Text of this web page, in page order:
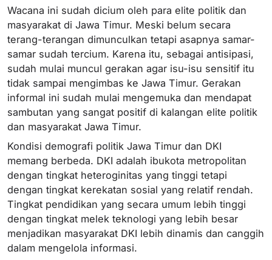
Wacana ini sudah dicium oleh para elite politik dan
masyarakat di Jawa Timur. Meski belum secara
terang-terangan dimunculkan tetapi asapnya samar-
samar sudah tercium. Karena itu, sebagai antisipasi,
sudah mulai muncul gerakan agar isu-isu sensitif itu
tidak sampai mengimbas ke Jawa Timur. Gerakan
informal ini sudah mulai mengemuka dan mendapat
sambutan yang sangat positif di kalangan elite politik
dan masyarakat Jawa Timur.
Kondisi demografi politik Jawa Timur dan DKI
memang berbeda. DKI adalah ibukota metropolitan
dengan tingkat heteroginitas yang tinggi tetapi
dengan tingkat kerekatan sosial yang relatif rendah.
Tingkat pendidikan yang secara umum lebih tinggi
dengan tingkat melek teknologi yang lebih besar
menjadikan masyarakat DKI lebih dinamis dan canggih
dalam mengelola informasi.